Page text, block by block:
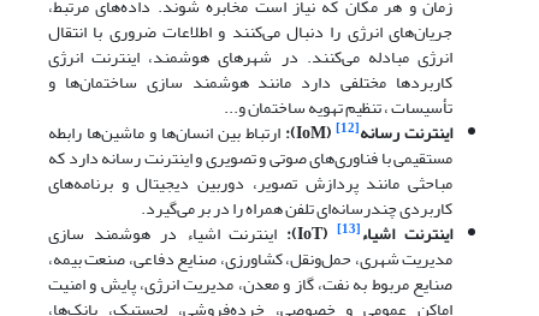
زمان و هر مکان که نیاز است مخابره شوند. داده‌های مرتبط،
جریان‌های انرژی را دنبال می‌کنند و اطلاعات ضروری با انتقال
انرژی مبادله می‌کنند. در شهرهای هوشمند، اینترنت انرژی
کاربردها مختلفی دارد مانند هوشمند سازی ساختمان‌ها و
تأسیسات ، تنظیم تهویه ساختمان و...
اینترنت رسانه[12]
(
IoM
):ارتباط بین انسان‌ها و ماشین‌ها رابطه
مستقیمی با فناوری‌های صوتی و تصویری و اینترنت رسانه دارد که
مباحثی مانند پردازش تصویر، دوربین دیجیتال و برنامه‌های
کاربردی چندرسانه‌ای تلفن همراه را در بر می‌گیرد.
اینترنت اشیاء[13]
(
IoT
): اینترنت اشیاء در هوشمند سازی
مدیریت شهری، حمل‌ونقل، کشاورزی، صنایع دفاعی، صنعت بیمه،
صنایع مربوط به نفت، گاز و معدن، مدیریت انرژی، پایش و امنیت